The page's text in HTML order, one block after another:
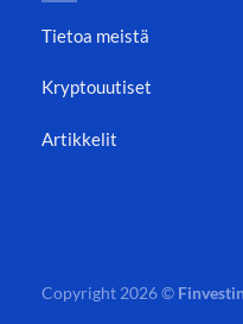
Tietoa meistä
Kryptouutiset
Artikkelit
Copyright 2026 ©